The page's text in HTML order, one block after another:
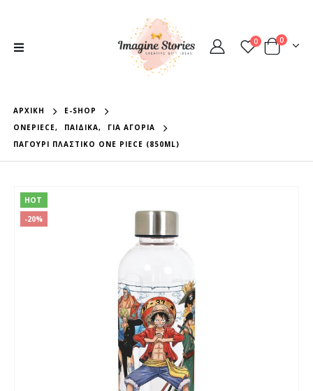
0 0
ΑΡΧΙΚΉ
E-SHOP
ONEPIECE, ΠΑΙΔΙΚΆ,
ΓΙΑ ΑΓΌΡΙΑ
ΠΑΓΟΎΡΙ ΠΛΑΣΤΙΚΌ ONE PIECE (850ML)
HOT
-20%